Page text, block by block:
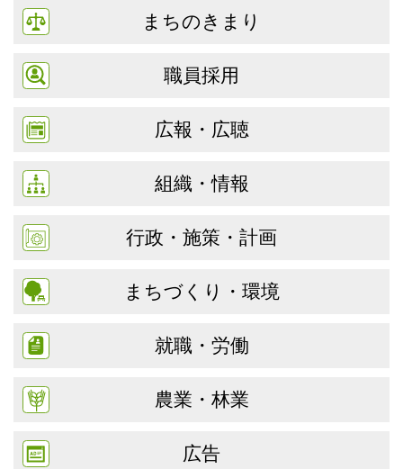
まちのきまり
職員採用
広報・広聴
組織・情報
行政・施策・計画
まちづくり・環境
就職・労働
農業・林業
広告